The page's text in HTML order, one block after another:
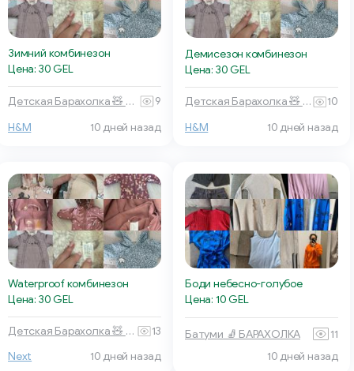
Зимний комбинезон
Цена: 30 GEL
Детская Барахолка 🧸 Батуми
9
H&M
10 дней назад
Демисезон комбинезон
Цена: 30 GEL
Детская Барахолка 🧸 Батуми
10
H&M
10 дней назад
Waterproof комбинезон
Цена: 30 GEL
Детская Барахолка 🧸 Батуми
13
Next
10 дней назад
Боди небесно-голубое
Цена: 10 GEL
Батуми 🧦 БАРАХОЛКА
11
10 дней назад